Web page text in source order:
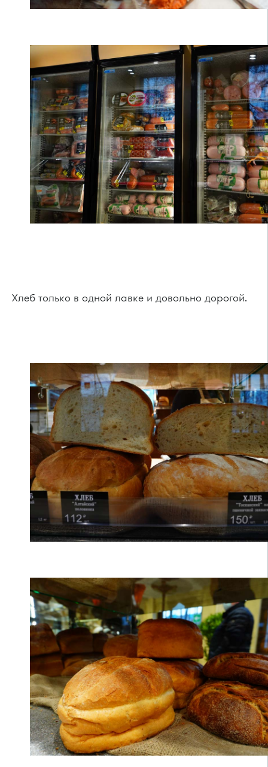
Хлеб только в одной лавке и довольно дорогой.